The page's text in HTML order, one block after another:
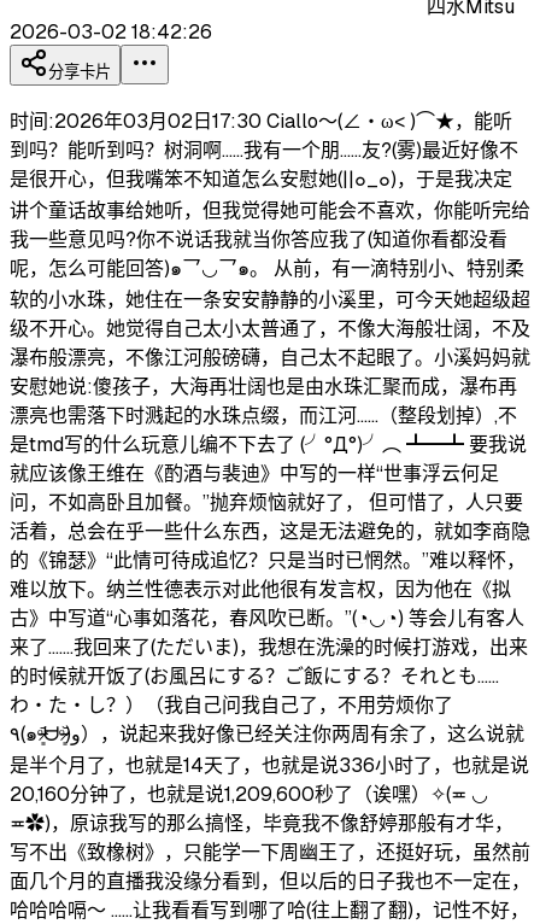
四水Mitsu
2026-03-02 18:42:26
分享卡片
时间:2026年03月02日17:30 Ciallo～(∠・ω< )⌒★，能听
到吗？能听到吗？树洞啊......我有一个朋......友?(雾)最近好像不
是很开心，但我嘴笨不知道怎么安慰她(||๐_๐)，于是我决定
讲个童话故事给她听，但我觉得她可能会不喜欢，你能听完给
我一些意见吗?你不说话我就当你答应我了(知道你看都没看
呢，怎么可能回答)๑乛◡乛๑。 从前，有一滴特别小、特别柔
软的小水珠，她住在一条安安静静的小溪里，可今天她超级超
级不开心。她觉得自己太小太普通了，不像大海般壮阔，不及
瀑布般漂亮，不像江河般磅礴，自己太不起眼了。小溪妈妈就
安慰她说:傻孩子，大海再壮阔也是由水珠汇聚而成，瀑布再
漂亮也需落下时溅起的水珠点缀，而江河......（整段划掉）,不
是tmd写的什么玩意儿编不下去了 (╯°Д°)╯︵ ┻━┻ 要我说
就应该像王维在《酌酒与裴迪》中写的一样“世事浮云何足
问，不如高卧且加餐。”抛弃烦恼就好了， 但可惜了，人只要
活着，总会在乎一些什么东西，这是无法避免的，‌就如李商隐
的《锦瑟》‌“此情可待成追忆？只是当时已惘然。”难以释怀，
难以放下。纳兰性德表示对此他很有发言权，因为他在《拟
古》中写道“心事如落花，春风吹已断。”(◔◡◔) 等会儿有客人
来了.......我回来了(ただいま)，我想在洗澡的时候打游戏，出来
的时候就开饭了(お風呂にする？ご飯にする？それとも……
わ・た・し？）（我自己问我自己了，不用劳烦你了
٩(๑ᵒ̴̶̷͈᷄ᗨᵒ̴̶̷͈᷅)و），说起来我好像已经关注你两周有余了，这么说就
是半个月了，也就是14天了，也就是说336小时了，也就是说
20,160分钟了，也就是说1,209,600秒了（诶嘿）✧(≖ ◡
≖✿)，原谅我写的那么搞怪，毕竟我不像舒婷那般有才华，
写不出《致橡树》，只能学一下周幽王了，还挺好玩，虽然前
面几个月的直播我没缘分看到，但以后的日子我也不一定在，
哈哈哈嗝～ ......让我看看写到哪了哈(往上翻了翻)，记性不好，